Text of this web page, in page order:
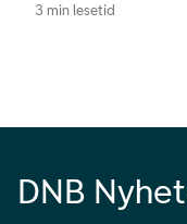
3 min lesetid
DNB